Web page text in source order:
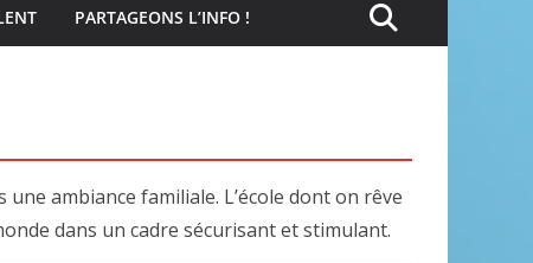
PARTAGEONS L’INFO !
ambiance familiale. L’école dont on rêve
dans un cadre sécurisant et stimulant.